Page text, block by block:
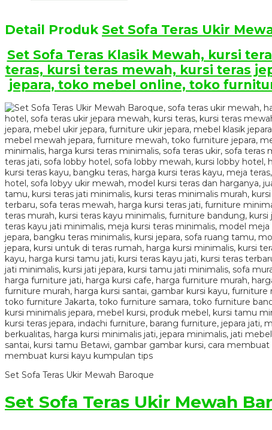
Detail Produk Set Sofa Teras Ukir
Set Sofa Teras Klasik Mewah, kursi
teras, kursi teras mewah, kursi teras
jepara, toko mebel online, toko
Set Sofa Teras Ukir Mewah Baroque
Set Sofa Teras Ukir Mewah